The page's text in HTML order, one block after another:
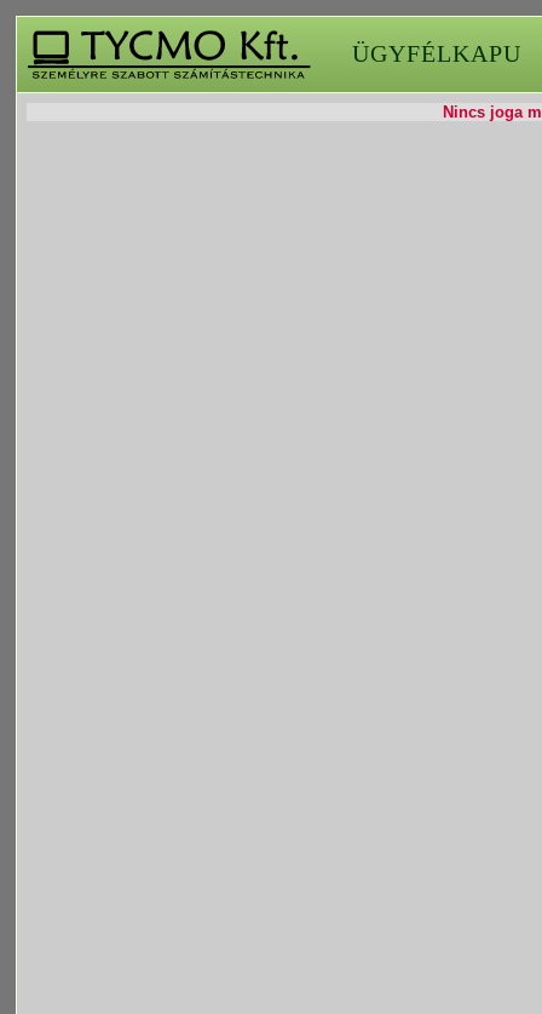
ÜGYFÉLKAPU
Nincs joga